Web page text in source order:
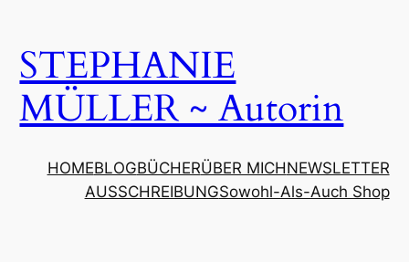
springen
STEPHANIE
MÜLLER ~ Autorin
HOMEBLOGBÜCHERÜBER MICHNEWSLETTER
AUSSCHREIBUNGSowohl-Als-Auch Shop